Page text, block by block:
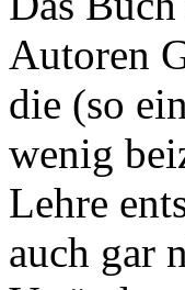
Autoren
die (so
wenig
Lehre
auch gar